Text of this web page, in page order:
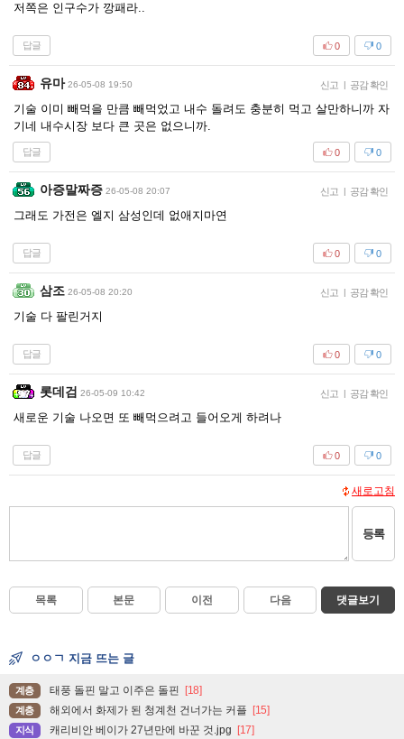
저쪽은 인구수가 깡패라..
답글 0
0
유마 26-05-08 19:50 신고 공감 확인
기술 이미 빼먹을 만큼 빼먹었고 내수 돌려도 충분히 먹고 살만하니까 자
기네 내수시장 보다 큰 곳은 없으니까.
답글 0
0
아증말짜증 26-05-08 20:07 신고 공감 확인
그래도 가전은 엘지 삼성인데 없애지마연
답글 0
0
삼조 26-05-08 20:20 신고 공감 확인
기술 다 팔린거지
답글 0
0
롯데검 26-05-09 10:42 신고 공감 확인
새로운 기술 나오면 또 빼먹으려고 들어오게 하려나
답글 0
0
새로고침
등록
목록 본문 이전 다음 댓글보기
ㅇㅇㄱ 지금 뜨는 글
계층 태풍 돌핀 말고 이주은 돌핀 [18]
계층 해외에서 화제가 된 청계천 건너가는 커플 [15]
지식 캐리비안 베이가 27년만에 바꾼 것.jpg [17]